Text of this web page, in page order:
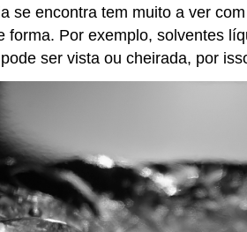
se encontra tem muito a ver
Por exemplo, solventes
ser vista ou cheirada, por